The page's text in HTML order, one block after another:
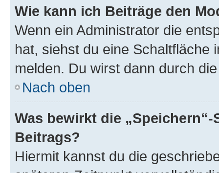
Wie kann ich Beiträge den
Wenn ein Administrator die
hat, siehst du eine Schaltfläche
melden. Du wirst dann durch
Nach oben
Was bewirkt die
Beitrags?
Hiermit kannst du die